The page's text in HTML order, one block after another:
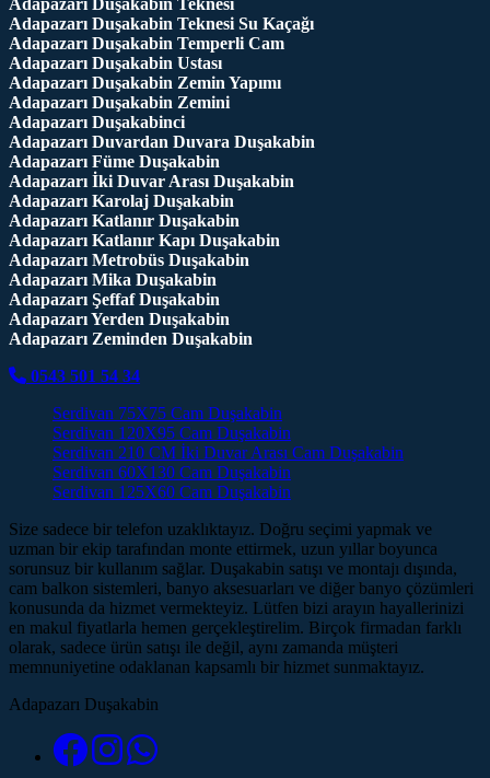
Adapazarı Duşakabin Teknesi
Adapazarı Duşakabin Teknesi Su Kaçağı
Adapazarı Duşakabin Temperli Cam
Adapazarı Duşakabin Ustası
Adapazarı Duşakabin Zemin Yapımı
Adapazarı Duşakabin Zemini
Adapazarı Duşakabinci
Adapazarı Duvardan Duvara Duşakabin
Adapazarı Füme Duşakabin
Adapazarı İki Duvar Arası Duşakabin
Adapazarı Karolaj Duşakabin
Adapazarı Katlanır Duşakabin
Adapazarı Katlanır Kapı Duşakabin
Adapazarı Metrobüs Duşakabin
Adapazarı Mika Duşakabin
Adapazarı Şeffaf Duşakabin
Adapazarı Yerden Duşakabin
Adapazarı Zeminden Duşakabin
0543 501 54 34
Serdivan 75X75 Cam Duşakabin
Serdivan 120X95 Cam Duşakabin
Serdivan 210 CM İki Duvar Arası Cam Duşakabin
Serdivan 60X130 Cam Duşakabin
Serdivan 125X60 Cam Duşakabin
Size sadece bir telefon uzaklıktayız. Doğru seçimi yapmak ve
uzman bir ekip tarafından monte ettirmek, uzun yıllar boyunca
sorunsuz bir kullanım sağlar. Duşakabin satışı ve montajı dışında,
cam balkon sistemleri, banyo aksesuarları ve diğer banyo çözümleri
konusunda da hizmet vermekteyiz. Lütfen bizi arayın hayallerinizi
en makul fiyatlarla hemen gerçekleştirelim. Birçok firmadan farklı
olarak, sadece ürün satışı ile değil, aynı zamanda müşteri
memnuniyetine odaklanan kapsamlı bir hizmet sunmaktayız.
Adapazarı Duşakabin